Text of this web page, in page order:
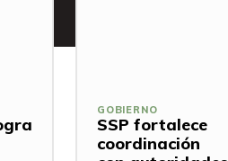
GOBIERNO
SSP fortalece
coordinación